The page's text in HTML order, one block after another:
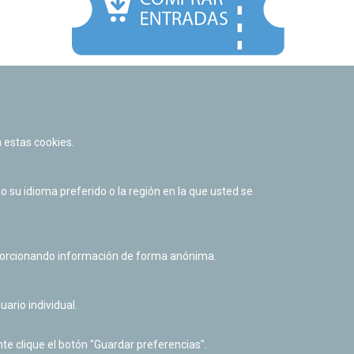
Política de cookies
Derecho de acceso a información pública
cookies.
su idioma preferido o la región en la que usted se
información de forma anónima.
individual.
clique el botón "Guardar preferencias".